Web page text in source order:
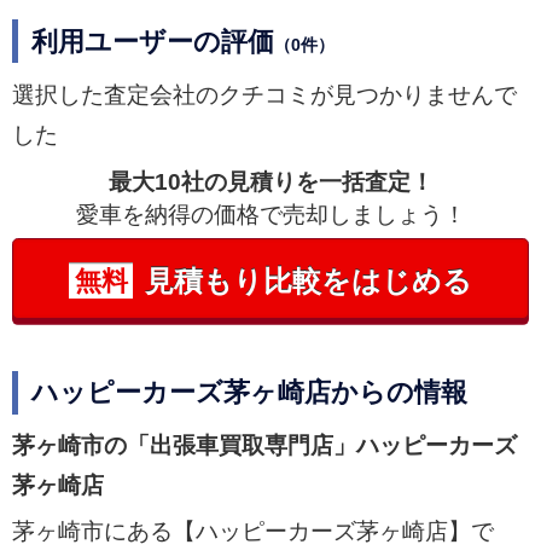
利用ユーザーの評価 （0件）
選択した査定会社のクチコミが見つかりませんで
した
最大10社の見積りを一括査定！
愛車を納得の価格で売却しましょう！
無料 見積もり比較をはじめる
ハッピーカーズ茅ヶ崎店からの情報
茅ヶ崎市の「出張車買取専門店」ハッピーカーズ
茅ヶ崎店
茅ヶ崎市にある【ハッピーカーズ茅ヶ崎店】で